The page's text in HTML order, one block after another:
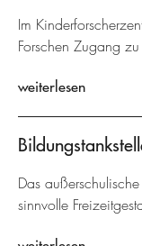
Im
Forschen Zugang
weiterlesen
Das
sinnvolle